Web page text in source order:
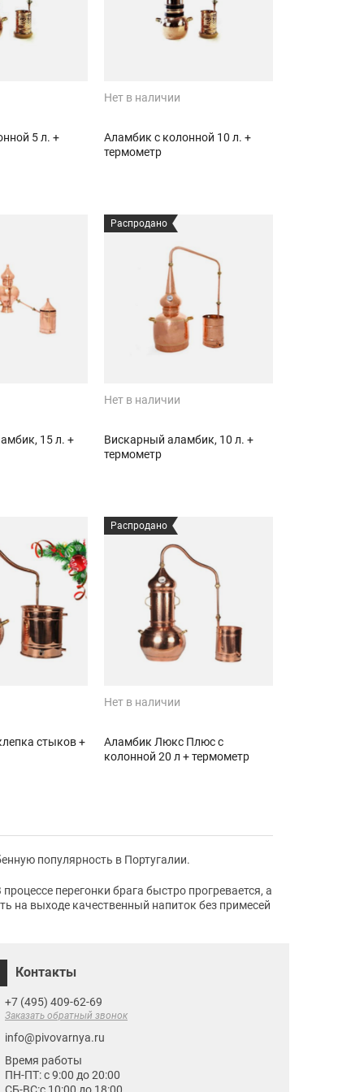
5 л. +
Нет в наличии
Аламбик с колонной 10 л. +
термометр
15 л. +
Распродано
Нет в наличии
Вискарный аламбик, 10 л. +
термометр
стыков +
Распродано
Нет в наличии
Аламбик Люкс Плюс с
колонной 20 л + термометр
популярность в Португалии.
перегонки брага быстро прогревается, а
на выходе качественный напиток без примесей
Контакты
+7 (495) 409-62-69
Заказать обратный звонок
info@pivovarnya.ru
Время работы
ПН-ПТ: с 9:00 до 20:00
СБ-ВС:с 10:00 до 18:00